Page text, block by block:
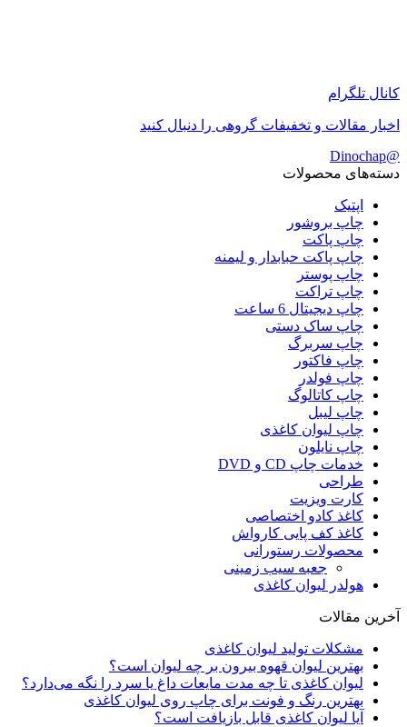
کانال تلگرام
اخبار مقالات و تخفیفات گروهی را دنبال کنید
@Dinochap
دسته‌های محصولات
اپتیک
چاپ بروشور
چاپ پاکت
چاپ پاکت حبابدار و لیمنه
چاپ پوستر
چاپ تراکت
چاپ دیجیتال 6 ساعت
چاپ ساک دستی
چاپ سربرگ
چاپ فاکتور
چاپ فولدر
چاپ کاتالوگ
چاپ لیبل
چاپ لیوان کاغذی
چاپ نایلون
خدمات چاپ CD و DVD
طراحی
کارت ویزیت
کاغذ کادو اختصاصی
کاغذ کف پایی کارواش
محصولات رستورانی
جعبه سیب زمینی
هولدر لیوان کاغذی
آخرین مقالات
مشکلات تولید لیوان کاغذی
بهترین لیوان قهوه بیرون بر چه لیوان است؟
لیوان کاغذی تا چه مدت مایعات داغ یا سرد را نگه می‌دارد؟
بهترین رنگ‌ و فونت برای چاپ روی لیوان کاغذی
آیا لیوان کاغذی قابل بازیافت است؟